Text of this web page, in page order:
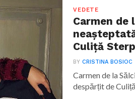
VEDETE
Carmen de
Culiță Sterp
BYCRISTINA BOSIOC
Carmen de la
despărțit de